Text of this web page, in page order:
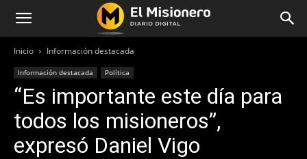
Inicio Información destacada
Información destacada Política
“Es importante este día para
todos los misioneros”,
expresó Daniel Vigo